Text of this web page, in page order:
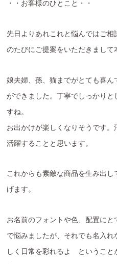
・・お客様のひとこと・・
先日よりあれこれと悩んではご
のたびにご提案をいただきまして
娘夫婦、孫、猫までがとても喜
ができました。丁寧でしっかり
すね。
お出かけが楽しくなりそうです
活躍することと思います。
これからも素敵な商品を生み出
げます。
お名前のフォントや色、配置に
で悩みましたが、それでも名入
しく日常を彩れるよ ということ